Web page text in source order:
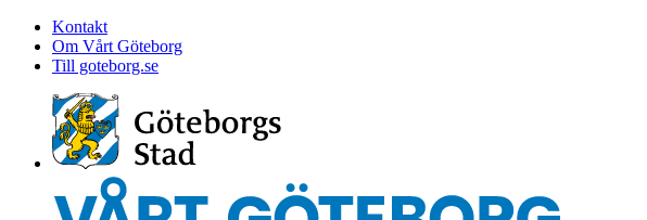
Kontakt
Om Vårt Göteborg
Till goteborg.se